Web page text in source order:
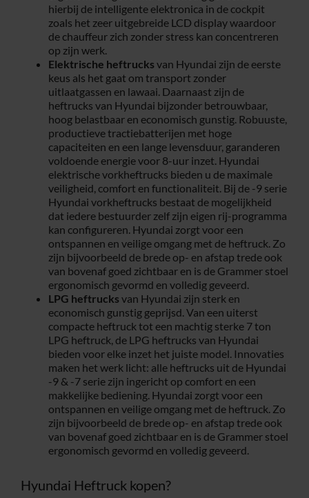
hierbij de intelligente elektronica in de cockpit
zoals het zeer uitgebreide LCD display waardoor
de chauffeur zich zonder stress kan concentreren
op zijn werk.
Elektrische heftrucks van Hyundai zijn de eerste
keus als het gaat om transport zonder
uitlaatgassen en lawaai. Daarnaast zijn de
heftrucks van Hyundai bijzonder betrouwbaar,
hoog belastbaar en economisch gunstig. Robuuste,
productieve tractiebatterijen met hoge
capaciteiten en een lange levensduur, garanderen
voldoende energie voor 8-uur inzet. Hyundai
elektrische vorkheftrucks bieden u de maximale
veiligheid, comfort en functionaliteit. Bij de -9 serie
Hyundai vorkheftrucks bestaat de mogelijkheid
dat iedere bestuurder zelf zijn eigen rij-programma
kan configureren. Hyundai zorgt voor een
ontspannen en veilige omgang met de heftruck. Zo
zijn bijvoorbeeld de brede op- en afstap trede ook
van bovenaf goed zichtbaar en is de Grammer stoel
ergonomisch gevormd en volledig geveerd.
LPG heftrucks van Hyundai zijn sterk en
economisch gunstig geprijsd. Van een uiterst
compacte heftruck tot een machtig sterke 7 ton
LPG heftruck, de LPG heftrucks van Hyundai
bieden voor elke inzet het juiste model. Innovaties
maken het werk licht: alle heftrucks uit de Hyundai
-9 & -7 serie zijn ingericht op comfort en een
makkelijke bediening. Hyundai zorgt voor een
ontspannen en veilige omgang met de heftruck. Zo
zijn bijvoorbeeld de brede op- en afstap trede ook
van bovenaf goed zichtbaar en is de Grammer stoel
ergonomisch gevormd en volledig geveerd.
Hyundai Heftruck kopen?